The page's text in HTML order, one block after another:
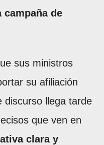
campaña de
sus ministros
su afiliación
discurso llega tarde
que ven en
clara y